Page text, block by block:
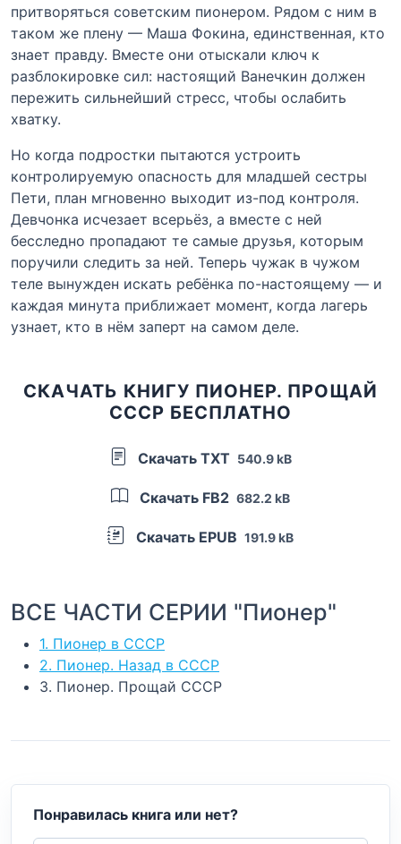
притворяться советским пионером. Рядом с ним в
таком же плену — Маша Фокина, единственная, кто
знает правду. Вместе они отыскали ключ к
разблокировке сил: настоящий Ванечкин должен
пережить сильнейший стресс, чтобы ослабить
хватку.
Но когда подростки пытаются устроить
контролируемую опасность для младшей сестры
Пети, план мгновенно выходит из-под контроля.
Девчонка исчезает всерьёз, а вместе с ней
бесследно пропадают те самые друзья, которым
поручили следить за ней. Теперь чужак в чужом
теле вынужден искать ребёнка по-настоящему — и
каждая минута приближает момент, когда лагерь
узнает, кто в нём заперт на самом деле.
СКАЧАТЬ КНИГУ ПИОНЕР. ПРОЩАЙ
СССР БЕСПЛАТНО
Скачать TXT 540.9 kB
Скачать FB2 682.2 kB
Скачать EPUB 191.9 kB
ВСЕ ЧАСТИ СЕРИИ "Пионер"
1. Пионер в СССР
2. Пионер. Назад в СССР
3. Пионер. Прощай СССР
Понравилась книга или нет?